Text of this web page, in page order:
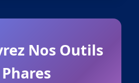
Nos Outils
Phares